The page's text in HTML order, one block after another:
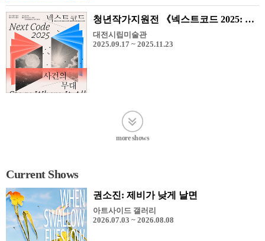
청년작가지원전 《넥스트코드 2025: 사건의 무대》
대전시립미술관
2025.09.17 ~ 2025.11.23
more shows
Current Shows
권소진: 제비가 낮게 날면
아트사이드 갤러리
2026.07.03 ~ 2026.08.08